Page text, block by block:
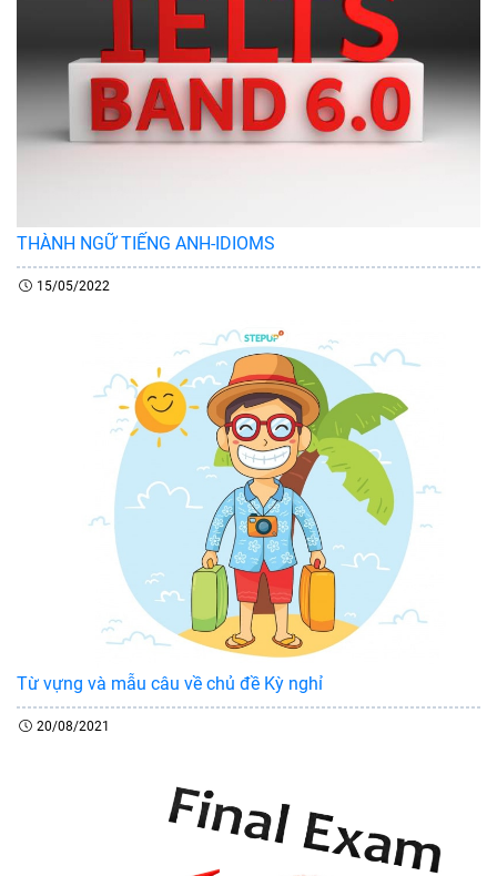
THÀNH NGỮ TIẾNG ANH-IDIOMS
15/05/2022
Từ vựng và mẫu câu về chủ đề Kỳ nghỉ
20/08/2021